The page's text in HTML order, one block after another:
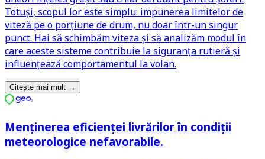
Totuși, scopul lor este simplu: impunerea limitelor de
viteză pe o porțiune de drum, nu doar într-un singur
punct. Hai să schimbăm viteza și să analizăm modul în
care aceste sisteme contribuie la siguranța rutieră și
influențează comportamentul la volan.
Citește mai mult →
Menținerea eficienței livrărilor în condiții
meteorologice nefavorabile.